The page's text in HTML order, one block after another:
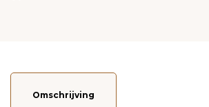
Omschrijving